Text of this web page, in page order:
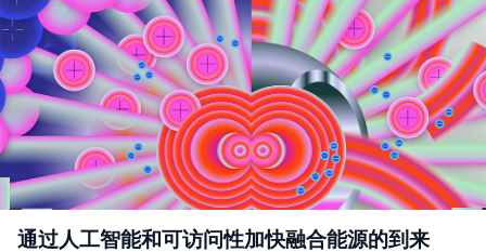
通过人工智能和可访问性加快融合能源的到来